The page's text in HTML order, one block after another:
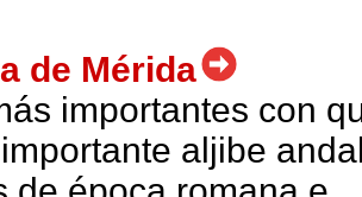
de Mérida
importantes con
aljibe